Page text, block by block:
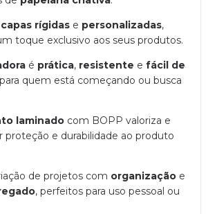
capas rígidas e personalizadas,
toque exclusivo aos seus produtos.
é prática, resistente e fácil de
quem está começando ou busca
laminado com BOPP valoriza e
proteção e durabilidade ao produto
de projetos com organização e
, perfeitos para uso pessoal ou